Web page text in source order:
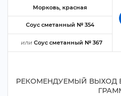
Морковь, красная
Соус сметанный № 354
или Соус сметанный № 367
РЕКОМЕНДУЕМЫЙ ВЫХОД